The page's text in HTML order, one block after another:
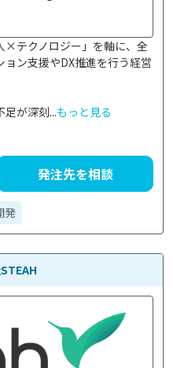
×テクノロジー」を軸に、全
ン支援やDX推進を行う経営
が深刻...もっと見る
発注先を相談
発